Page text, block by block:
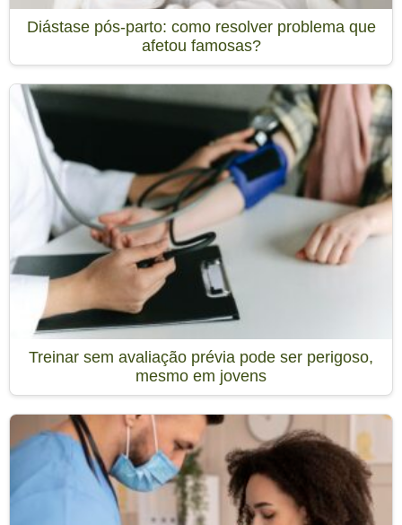
Diástase pós-parto: como resolver problema que
afetou famosas?
Treinar sem avaliação prévia pode ser perigoso,
mesmo em jovens